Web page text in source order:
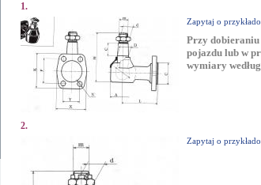
1.
Zapytaj o
Przy dobieraniu
pojazdu lub w
wymiary
2.
Zapytaj o